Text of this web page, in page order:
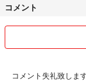
コメント
コメント失礼致します